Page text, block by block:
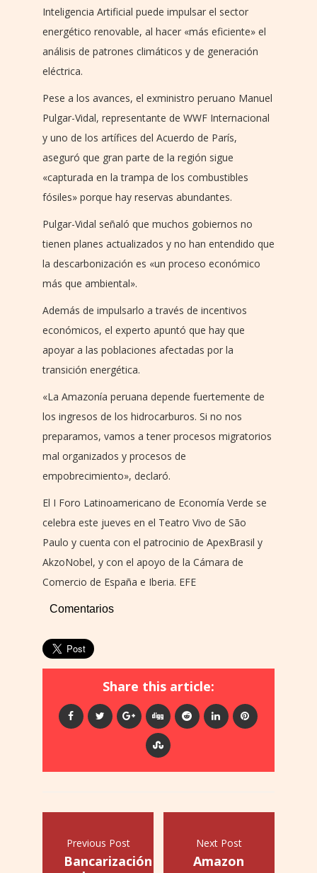
Inteligencia Artificial puede impulsar el sector
energético renovable, al hacer «más eficiente» el
análisis de patrones climáticos y de generación
eléctrica.
Pese a los avances, el exministro peruano Manuel
Pulgar-Vidal, representante de WWF Internacional
y uno de los artífices del Acuerdo de París,
aseguró que gran parte de la región sigue
«capturada en la trampa de los combustibles
fósiles» porque hay reservas abundantes.
Pulgar-Vidal señaló que muchos gobiernos no
tienen planes actualizados y no han entendido que
la descarbonización es «un proceso económico
más que ambiental».
Además de impulsarlo a través de incentivos
económicos, el experto apuntó que hay que
apoyar a las poblaciones afectadas por la
transición energética.
«La Amazonía peruana depende fuertemente de
los ingresos de los hidrocarburos. Si no nos
preparamos, vamos a tener procesos migratorios
mal organizados y procesos de
empobrecimiento», declaró.
El I Foro Latinoamericano de Economía Verde se
celebra este jueves en el Teatro Vivo de São
Paulo y cuenta con el patrocinio de ApexBrasil y
AkzoNobel, y con el apoyo de la Cámara de
Comercio de España e Iberia. EFE
Comentarios
Share this article:
Previous Post
Bancarización
Next Post
Amazon